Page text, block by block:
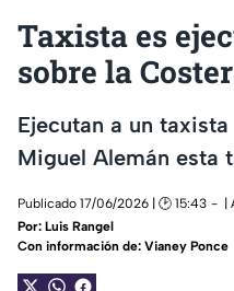
Taxista es
sobre la
Ejecutan a un
Miguel Alemán esta
Publicado 17/06/2026 | 🕑 15:43
Por: Luis Rangel
Con información de: Vianey Ponce